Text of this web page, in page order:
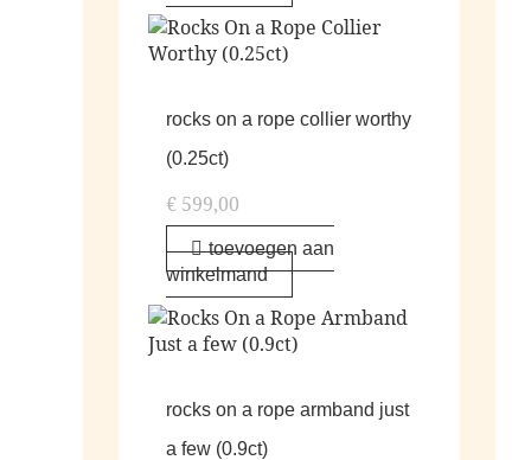
rocks on a rope collier worthy
(0.25ct)
€ 599,00
toevoegen aan
winkelmand
rocks on a rope armband just
a few (0.9ct)